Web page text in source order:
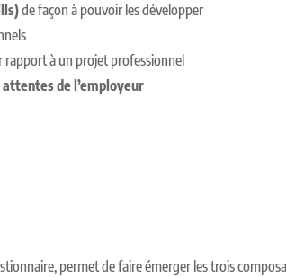
de façon à pouvoir les développer
rapport àun projet professionnel
attentes de l’employeur
permet de faire émerger les trois